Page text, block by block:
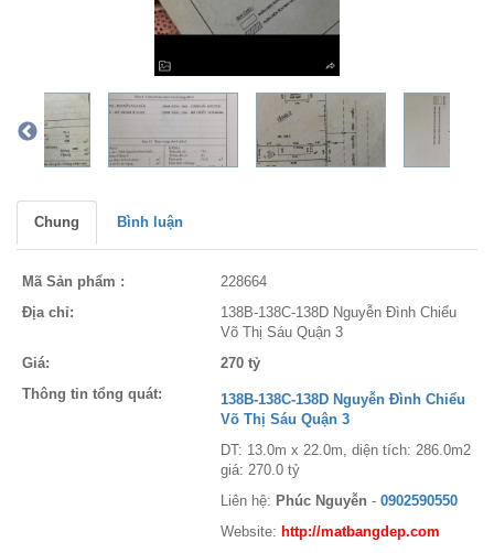
Chung Bình luận
Mã Sản phẩm :
228664
Địa chỉ:
138B-138C-138D Nguyễn Đình Chiểu
Võ Thị Sáu Quận 3
Giá:
270 tỷ
Thông tin tổng quát:
138B-138C-138D Nguyễn Đình Chiểu
Võ Thị Sáu Quận 3
DT: 13.0m x 22.0m, diện tích: 286.0m2
giá: 270.0 tỷ
Liên hệ: Phúc Nguyễn - 0902590550
Website: http://matbangdep.com